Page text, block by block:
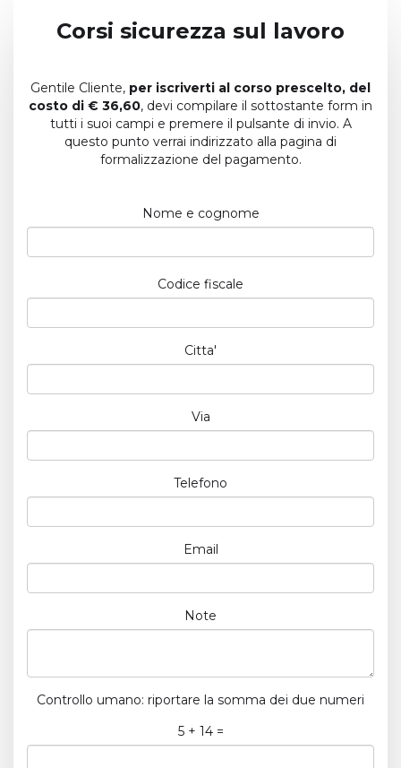
Corsi sicurezza sul lavoro
Gentile Cliente, per iscriverti al corso prescelto, del
costo di € 36,60, devi compilare il sottostante form in
tutti i suoi campi e premere il pulsante di invio. A
questo punto verrai indirizzato alla pagina di
formalizzazione del pagamento.
Nome e cognome
Codice fiscale
Citta'
Via
Telefono
Email
Note
Controllo umano: riportare la somma dei due numeri
5 + 14 =